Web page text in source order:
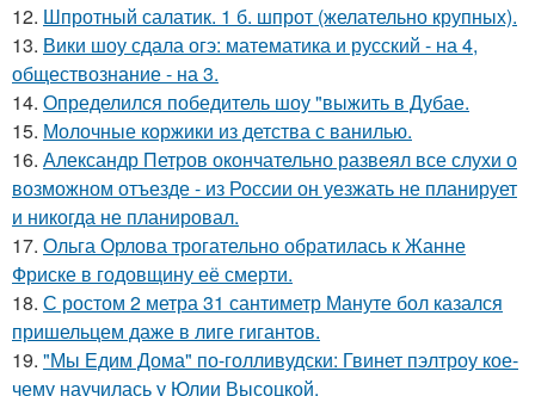
12. Шпротный салатик. 1 б. шпрот (желательно крупных).
13. Вики шоу сдала огэ: математика и русский - на 4,
обществознание - на 3.
14. Определился победитель шоу "выжить в Дубае.
15. Молочные коржики из детства с ванилью.
16. Александр Петров окончательно развеял все слухи о
возможном отъезде - из России он уезжать не планирует
и никогда не планировал.
17. Ольга Орлова трогательно обратилась к Жанне
Фриске в годовщину её смерти.
18. С ростом 2 метра 31 сантиметр Мануте бол казался
пришельцем даже в лиге гигантов.
19. "Мы Едим Дома" по-голливудски: Гвинет пэлтроу кое-
чему научилась у Юлии Высоцкой.